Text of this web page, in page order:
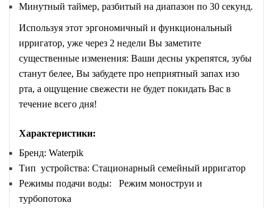
Минутный таймер, разбитый на диапазон по 30 секунд.
Используя этот эргономичный и функциональный
ирригатор, уже через 2 недели Вы заметите
существенные изменения: Ваши десны укрепятся, зубы
станут белее, Вы забудете про неприятный запах изо
рта, а ощущение свежести не будет покидать Вас в
течение всего дня!
Характеристики:
Бренд: Waterpik
Тип устройства: Стационарный семейный ирригатор
Режимы подачи воды: Режим моноструи и
турбопотока